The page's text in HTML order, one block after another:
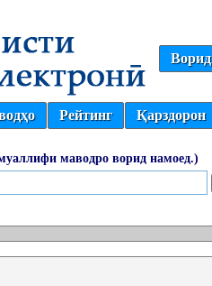
Рейтинг Қарздорон
маводро ворид намоед.)